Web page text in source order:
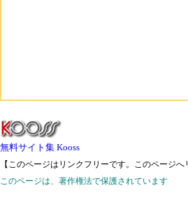
無料サイト集 Kooss
【このページはリンクフリーです。このページへ
このページは、著作権法で保護されています